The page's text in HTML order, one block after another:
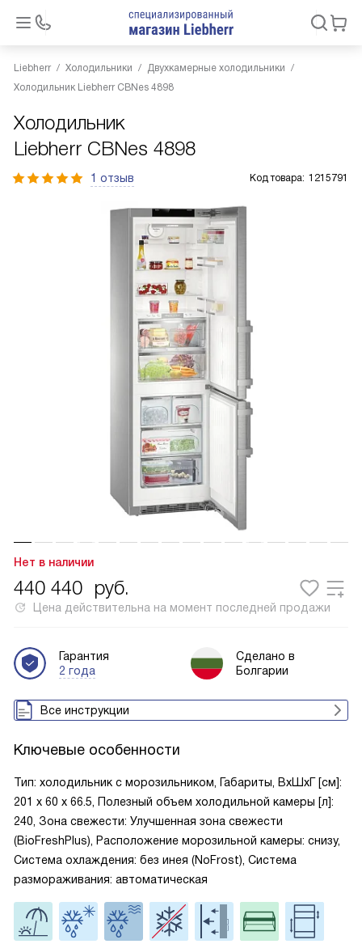
Liebherr Холодильники
Двухкамерные холодильники
Холодильник Liebherr CBNes 4898
Холодильник
Liebherr CBNes 4898
1 отзыв Код товара: 1215791
Нет в наличии
440 440 руб.
Цена действительна на момент последней продажи
Гарантия
2 года
Сделано в
Болгарии
Все инструкции
Ключевые особенности
Тип: холодильник с морозильником, Габариты, ВxШxГ [см]:
201 х 60 х 66.5, Полезный объем холодильной камеры [л]:
240, Зона свежести: Улучшенная зона свежести
(BioFreshPlus), Расположение морозильной камеры: снизу,
Система охлаждения: без инея (NoFrost), Система
размораживания: автоматическая